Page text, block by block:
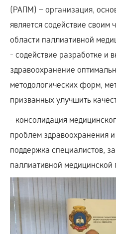
(РАПМ) – организация,
является содействие своим
области паллиативной
- содействие разработке и
здравоохранение
методологических форм,
призванных улучшить
- консолидация
проблем здравоохранения
поддержка специалистов,
паллиативной медицинской